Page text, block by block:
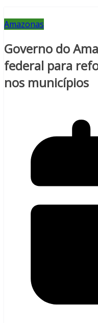
Amazonas
Governo do
federal para
nos municípios